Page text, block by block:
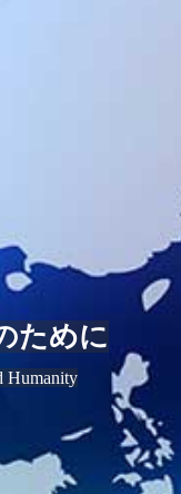
ために
Humanity